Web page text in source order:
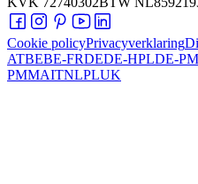
Cookie policyPrivacyverklaring
ATBEBE-FRDEDE-HPLDE-
PMMAITNLPLUK